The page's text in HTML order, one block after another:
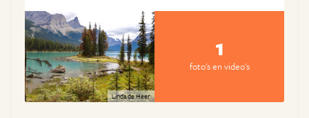
Linda de Heer
1
foto's en video's